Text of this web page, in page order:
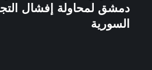
دمشق لمحاولة إفشال
السورية